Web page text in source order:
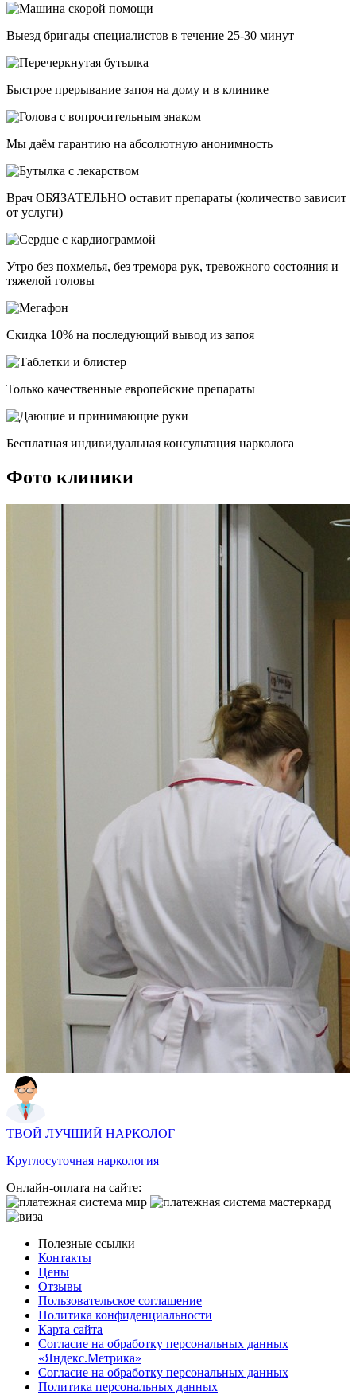
Выезд бригады специалистов в течение 25-30 минут
Быстрое прерывание запоя на дому и в клинике
Мы даём гарантию на абсолютную анонимность
Врач ОБЯЗАТЕЛЬНО оставит препараты (количество зависит
от услуги)
Утро без похмелья, без тремора рук, тревожного состояния и
тяжелой головы
Скидка 10% на последующий вывод из запоя
Только качественные европейские препараты
Бесплатная индивидуальная консультация нарколога
Фото клиники
ТВОЙ ЛУЧШИЙ НАРКОЛОГ
Круглосуточная наркология
Онлайн-оплата на сайте:
Полезные ссылки
Контакты
Цены
Отзывы
Пользовательское соглашение
Политика конфиденциальности
Карта сайта
Согласие на обработку персональных данных
«Яндекс.Метрика»
Согласие на обработку персональных данных
Политика персональных данных